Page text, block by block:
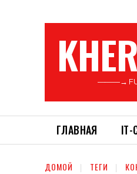
———→
ГЛАВНАЯ
ДОМОЙ ТЕГИ